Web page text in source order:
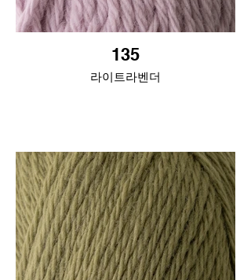
135
라이트라벤더